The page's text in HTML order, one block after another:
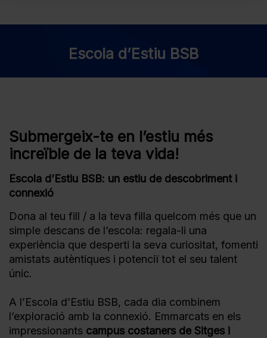
Escola d’Estiu BSB
Submergeix-te en l’estiu més
increïble de la teva vida!
Escola d’Estiu BSB: un estiu de descobriment i
connexió
Dona al teu fill / a la teva filla quelcom més que un
simple descans de l’escola: regala-li una
experiència que desperti la seva curiositat, fomenti
amistats autèntiques i potenciï tot el seu talent
únic.
A l’Escola d’Estiu BSB, cada dia combinem
l’exploració amb la connexió. Emmarcats en els
impressionants campus costaners de Sitges i